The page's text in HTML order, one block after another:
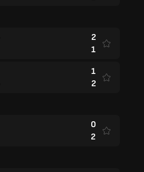
2
1
1
2
0
2